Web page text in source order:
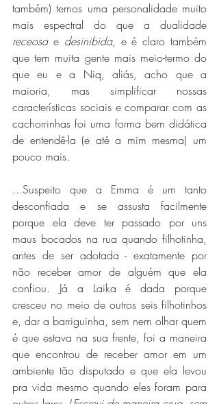
também) temos uma personalidade muito
receosa e desinibida, e é claro também
que tem muita gente mais meio-termo do
que eu e a Niq, aliás, acho que a
maioria, mas simplificar nossas
características sociais e comparar com as
cachorrinhas foi uma forma bem didática
de entendê-la (e até a mim mesma) um
pouco mais.
...Suspeito que a Emma é um tanto
desconfiada e se assusta facilmente
porque ela deve ter passado por uns
maus bocados na rua quando filhotinha,
antes de ser adotada - exatamente por
não receber amor de alguém que ela
confiou. Já a Laika é dada porque
cresceu no meio de outros seis filhotinhos
e, dar a barriguinha, sem nem olhar quem
é que estava na sua frente, foi a maneira
que encontrou de receber amor em um
ambiente tão disputado e que ela levou
pra vida mesmo quando eles foram para